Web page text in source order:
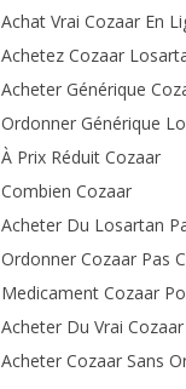
Achat Vrai Cozaar En
Achetez Cozaar
Acheter Générique
Ordonner Générique
À Prix Réduit Cozaar
Combien Cozaar
Acheter Du Losartan
Ordonner Cozaar Pas
Medicament Cozaar
Acheter Du Vrai Cozaar
Acheter Cozaar Sans